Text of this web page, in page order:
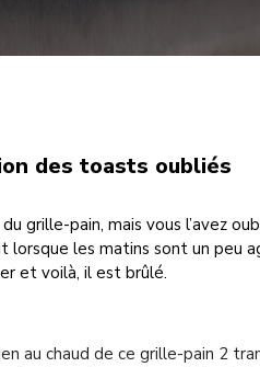
des toasts oubliés
grille-pain, mais vous l’avez
lorsque les matins sont un peu
et voilà, il est brûlé.
au chaud de ce grille-pain 2